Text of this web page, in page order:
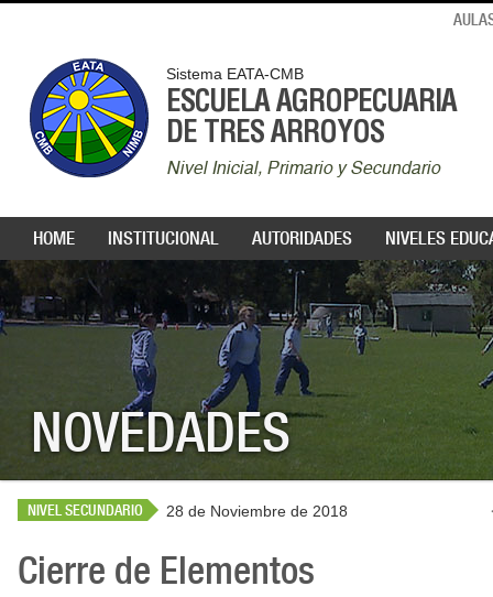
Sistema EATA-CMB
ESCUELA AGROPECUARIA
DE TRES ARROYOS
Nivel Inicial, Primario y Secundario
HOME INSTITUCIONAL AUTORIDADES NIVELES
NOVEDADES
NIVEL SECUNDARIO 28 de Noviembre de 2018
Cierre de Elementos